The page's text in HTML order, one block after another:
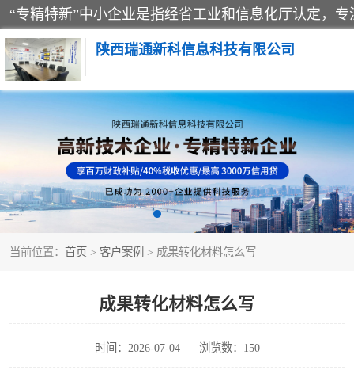
陕西瑞通新科信息科技有限公司
当前位置： 首页 > 客户案例 > 成果转化材料怎么写
成果转化材料怎么写
时间：2026-07-04 浏览数：150